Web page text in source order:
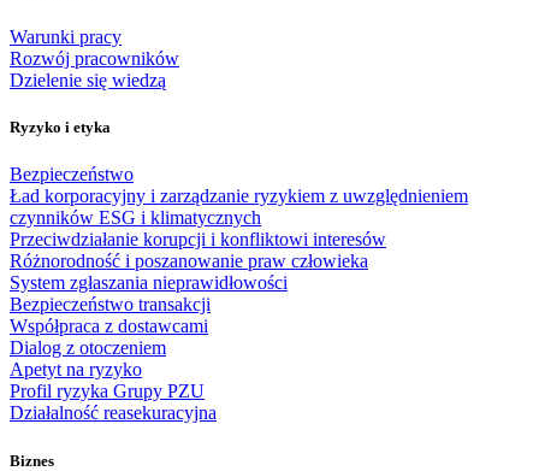
Warunki pracy
Rozwój pracowników
Dzielenie się wiedzą
Ryzyko i etyka
Bezpieczeństwo
Ład korporacyjny i zarządzanie ryzykiem z uwzględnieniem
czynników ESG i klimatycznych
Przeciwdziałanie korupcji i konfliktowi interesów
Różnorodność i poszanowanie praw człowieka
System zgłaszania nieprawidłowości
Bezpieczeństwo transakcji
Współpraca z dostawcami
Dialog z otoczeniem
Apetyt na ryzyko
Profil ryzyka Grupy PZU
Działalność reasekuracyjna
Biznes